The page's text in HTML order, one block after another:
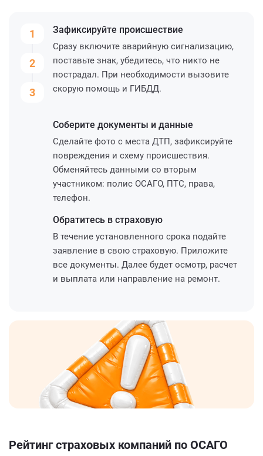
1
2
3
Зафиксируйте происшествие
Сразу включите аварийную сигнализацию,
поставьте знак, убедитесь, что никто не
пострадал. При необходимости вызовите
скорую помощь и ГИБДД.
Соберите документы и данные
Сделайте фото с места ДТП, зафиксируйте
повреждения и схему происшествия.
Обменяйтесь данными со вторым
участником: полис ОСАГО, ПТС, права,
телефон.
Обратитесь в страховую
В течение установленного срока подайте
заявление в свою страховую. Приложите
все документы. Далее будет осмотр, расчет
и выплата или направление на ремонт.
Рейтинг страховых компаний по ОСАГО